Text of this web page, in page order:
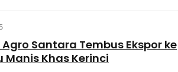
Santara Tembus Ekspor ke
Manis Khas Kerinci